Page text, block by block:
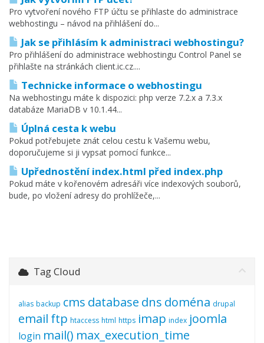
Pro vytvoření nového FTP účtu se přihlaste do administrace
webhostingu – návod na přihlášení do...
Jak se přihlásím k administraci webhostingu?
Pro přihlášení do administrace webhostingu Control Panel se
přihlašte na stránkách client.ic.cz....
Technicke informace o webhostingu
Na webhostingu máte k dispozici: php verze 7.2.x a 7.3.x
databáze MariaDB v 10.1.44...
Úplná cesta k webu
Pokud potřebujete znát celou cestu k Vašemu webu,
doporučujeme si ji vypsat pomocí funkce...
Upřednostění index.html před index.php
Pokud máte v kořenovém adresáři více indexových souborů,
bude, po vložení adresy do prohlížeče,...
Tag Cloud
alias backup cms database dns doména drupal
email ftp htaccess html https imap index joomla
login mail() max_execution_time